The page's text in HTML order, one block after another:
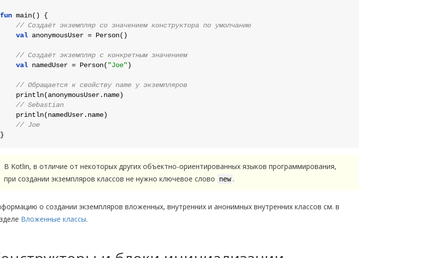
fun main() {
// Создаёт экземпляр со значением конструктора по умолчанию
val anonymousUser = Person()
// Создаёт экземпляр с конкретным значением
val namedUser = Person( "Joe")
// Обращается к свойству name у экземпляров
// Sebastian
// Joe
В Kotlin, в отличие от некоторых других объектно-ориентированных языков программирования,
при создании экземпляров классов не нужно ключевое слово
new .
о создании экземпляров вложенных, внутренних и анонимных внутренних классов см. в
Вложенные классы.